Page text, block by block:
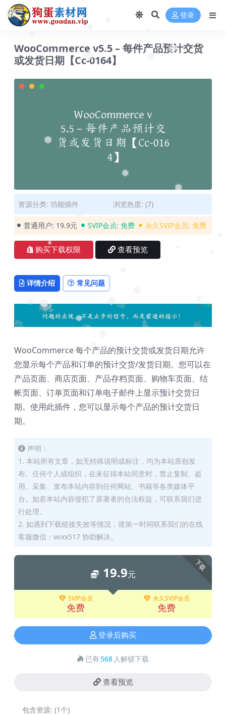
❅
❅ ❅
❅
❅
❅
❅
❅
❅
❅
❅
❅
❅
❅ ❅
❅ 登录
WooCommerce v5.5 – 每件产品预计交货
或发货日期【Cc-0164】
资源分类: 功能插件 浏览热度: (7)
普通用户: 19.9元 SVIP会员: 免费 永久SVIP会员: 免费
购买下载权限 查看预览
详情介绍 常见问题
WooCommerce 每个产品的预计交货或发货日期允许
您显示每个产品和订单的预计交货/发货日期。您可以在
产品页面、商店页面、产品存档页面、购物车页面、结
帐页面、订单页面和订单电子邮件上显示预计交货日
期。使用此插件，您可以显示每个产品的预计交货日
期。
声明：
1. 本站所有文章，如无特殊说明或标注，均为本站原创发
布。任何个人或组织，在未征得本站同意时，禁止复制、盗
用、采集、发布本站内容到任何网站、书籍等各类媒体平
台。如若本站内容侵犯了原著者的合法权益，可联系我们进
行处理。
2. 如遇到下载链接失效等情况，请第一时间联系我们的在线
客服微信：wixx517 协助解决。
下载
19.9元
SVIP会员
免费
永久SVIP会员
免费
登录后购买
已有568 人解锁下载
查看预览
包含资源: (1个)